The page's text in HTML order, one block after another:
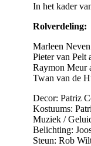
In het kader
Rolverdeling:
Marleen
Pieter van Pelt
Raymon Meur
Twan van de
Decor: Patriz
Kostuums:
Muziek /
Belichting:
Steun: Rob